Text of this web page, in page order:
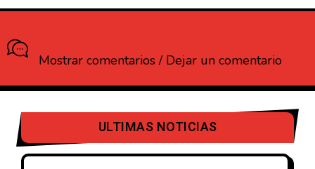
Mostrar comentarios / Dejar un comentario
ULTIMAS NOTICIAS